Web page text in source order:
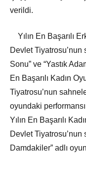
verildi.
Yılın En Başarılı
Devlet
Sonu” ve “Yastık
En Başarılı Kadın
Tiyatrosu’nun
oyundaki
Yılın En Başarılı
Devlet
Damdakiler” adlı